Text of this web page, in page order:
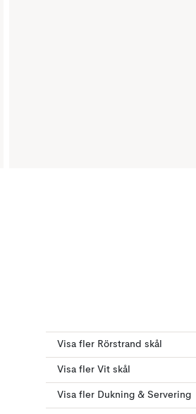
Visa fler Rörstrand skål
Visa fler Vit skål
Visa fler Dukning & Servering